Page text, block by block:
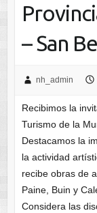
– San
nh_admin
Recibimos la
Turismo de la
Destacamos la
la actividad
recibe obras de
Paine, Buin y
Considera las